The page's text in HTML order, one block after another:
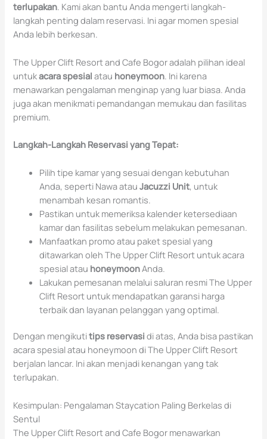
terlupakan. Kami akan bantu Anda mengerti langkah-
langkah penting dalam reservasi. Ini agar momen spesial
Anda lebih berkesan.
The Upper Clift Resort and Cafe Bogor adalah pilihan ideal
untukacara spesial atau honeymoon. Ini karena
menawarkan pengalaman menginap yang luar biasa. Anda
juga akan menikmati pemandangan memukau dan fasilitas
premium.
Langkah-Langkah Reservasi yang Tepat:
Pilih tipe kamar yang sesuai dengan kebutuhan
Anda, seperti Nawa atauJacuzzi Unit, untuk
menambah kesan romantis.
Pastikan untuk memeriksa kalender ketersediaan
kamar dan fasilitas sebelum melakukan pemesanan.
Manfaatkan promo atau paket spesial yang
ditawarkan oleh The Upper Clift Resort untuk acara
spesial atau honeymoonAnda.
Lakukan pemesanan melalui saluran resmi The Upper
Clift Resort untuk mendapatkan garansi harga
terbaik dan layanan pelanggan yang optimal.
Dengan mengikutitips reservasi di atas, Anda bisa pastikan
acara spesial atau honeymoon di The Upper Clift Resort
berjalan lancar. Ini akan menjadi kenangan yang tak
terlupakan.
Kesimpulan: Pengalaman Staycation Paling Berkelas di
Sentul
The Upper Clift Resort and Cafe Bogor menawarkan